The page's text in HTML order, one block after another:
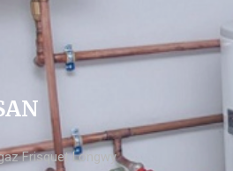
Frisquet Longwy